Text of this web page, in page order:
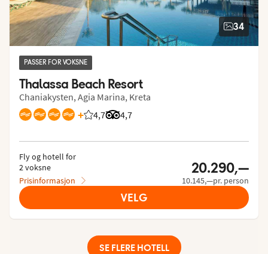
34
PASSER FOR VOKSNE
Thalassa Beach Resort
Chaniakysten, Agia Marina, Kreta
+ 4,7
Vurdering fra Vings gjester: 4.69/5
4,7
Vurdering fra Tripadvisor: 4.7 of 5
Fly og hotell for
2 voksne
Prisinformasjon
20.290,—
10.145,—pr. person
VELG
SE FLERE HOTELL